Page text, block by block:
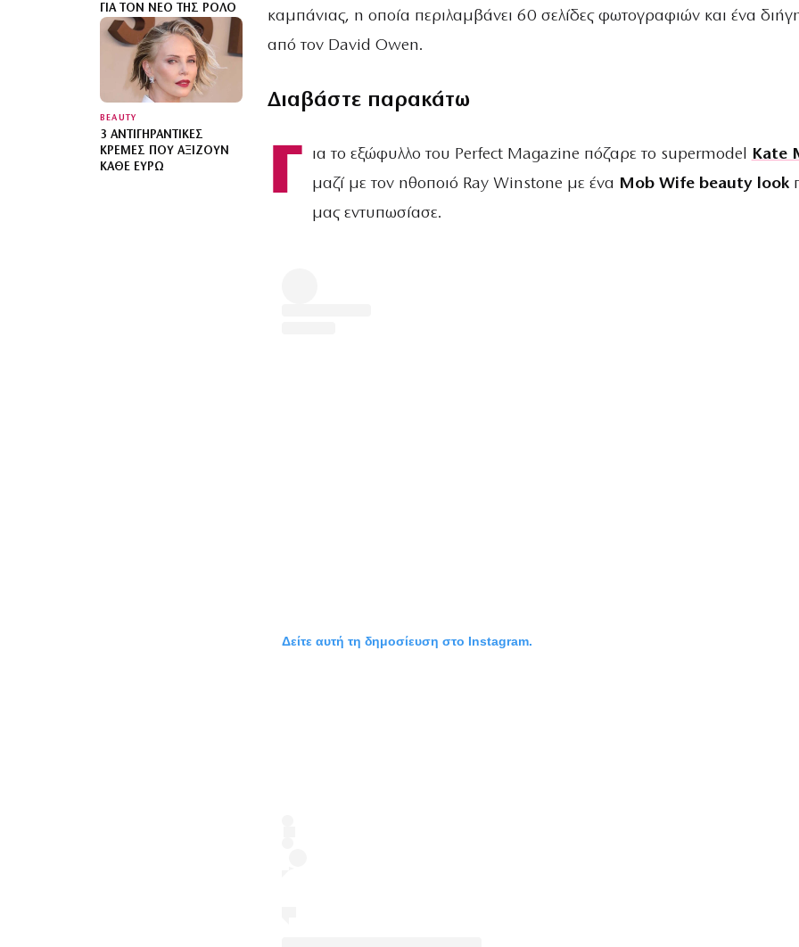
ΓΙΑ ΤΟΝ ΝΈΟ ΤΗΣ ΡΌΛΟ
BEAUTY
3 ΑΝΤΙΓΗΡΑΝΤΙΚΈΣ
ΚΡΈΜΕΣ ΠΟΥ ΑΞΊΖΟΥΝ
ΚΆΘΕ ΕΥΡΏ
καμπάνιας, η οποία περιλαμβάνει 60 σελίδες φωτογραφιών και ένα
από τον David Owen.
Διαβάστε παρακάτω
Γ ια το εξώφυλλο του Perfect Magazine πόζαρε το supermodel Kate
μαζί με τον ηθοποιό Ray Winstone με ένα Mob Wife beauty look
μας εντυπωσίασε.
Δείτε αυτή τη δημοσίευση στο Instagram.